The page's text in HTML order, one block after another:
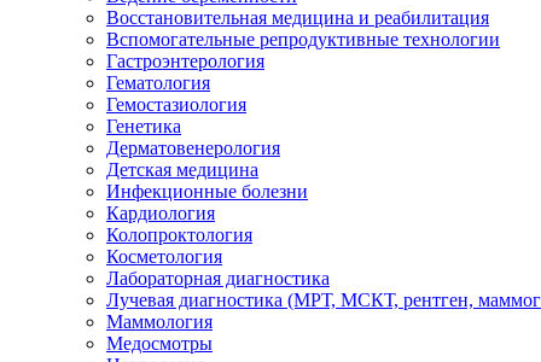
Восстановительная медицина и реабилитация
Вспомогательные репродуктивные технологии
Гастроэнтерология
Гематология
Гемостазиология
Генетика
Дерматовенерология
Детская медицина
Инфекционные болезни
Кардиология
Колопроктология
Косметология
Лабораторная диагностика
Лучевая диагностика (МРТ, МСКТ, рентген,
Маммология
Медосмотры